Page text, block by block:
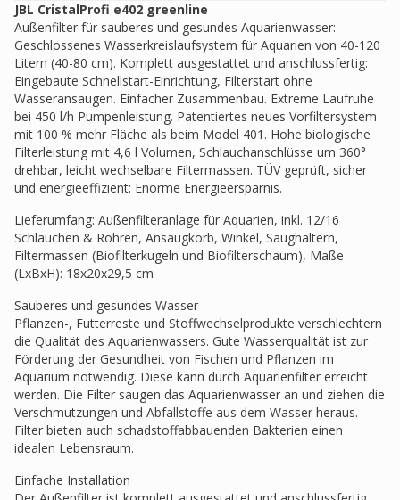
JBL CristalProfi e402 greenline
Außenfilter für sauberes und gesundes Aquarienwasser:
Geschlossenes Wasserkreislaufsystem für Aquarien von 40-120
Litern (40-80 cm). Komplett ausgestattet und anschlussfertig:
Eingebaute Schnellstart-Einrichtung, Filterstart ohne
Wasseransaugen. Einfacher Zusammenbau. Extreme Laufruhe
bei 450 l/h Pumpenleistung. Patentiertes neues Vorfiltersystem
mit 100 % mehr Fläche als beim Model 401. Hohe biologische
Filterleistung mit 4,6 l Volumen, Schlauchanschlüsse um 360°
drehbar, leicht wechselbare Filtermassen. TÜV geprüft, sicher
und energieeffizient: Enorme Energieersparnis.
Lieferumfang: Außenfilteranlage für Aquarien, inkl. 12/16
Schläuchen & Rohren, Ansaugkorb, Winkel, Saughaltern,
Filtermassen (Biofilterkugeln und Biofilterschaum), Maße
(LxBxH): 18x20x29,5 cm
Sauberes und gesundes Wasser
Pflanzen-, Futterreste und Stoffwechselprodukte verschlechtern
die Qualität des Aquarienwassers. Gute Wasserqualität ist zur
Förderung der Gesundheit von Fischen und Pflanzen im
Aquarium notwendig. Diese kann durch Aquarienfilter erreicht
werden. Die Filter saugen das Aquarienwasser an und ziehen die
Verschmutzungen und Abfallstoffe aus dem Wasser heraus.
Filter bieten auch schadstoffabbauenden Bakterien einen
idealen Lebensraum.
Einfache Installation